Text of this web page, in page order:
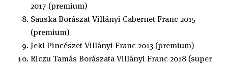
2017 (premium)
Sauska Borászat Villányi Cabernet Franc 2015
(premium)
Jekl Pincészet Villányi Franc 2013 (premium)
Riczu Tamás Borászata Villányi Franc 2018 (super